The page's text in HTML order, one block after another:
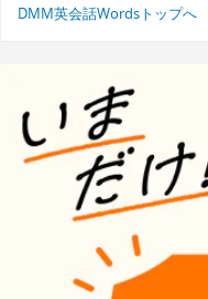
DMM英会話Wordsトップへ